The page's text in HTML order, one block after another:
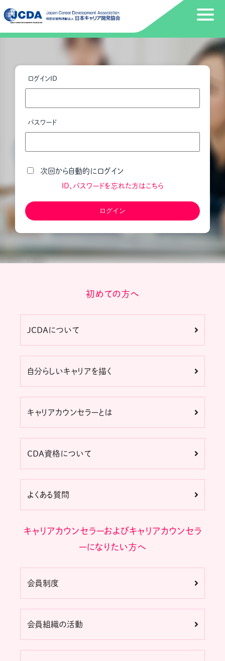
ログインID
パスワード
次回から自動的にログイン
ID、パスワードを忘れた方はこちら
初めての方へ
JCDAについて
自分らしいキャリアを描く
キャリアカウンセラーとは
CDA資格について
よくある質問
キャリアカウンセラーおよびキャリアカウンセラ
ーになりたい方へ
会員制度
会員組織の活動